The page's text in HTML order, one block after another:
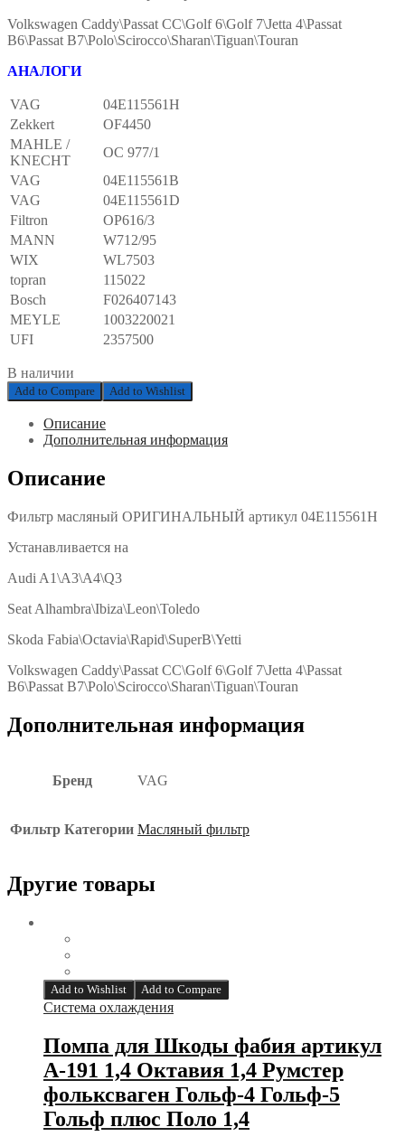
Volkswagen Caddy\Passat CC\Golf 6\Golf 7\Jetta 4\Passat
B6\Passat B7\Polo\Scirocco\Sharan\Tiguan\Touran
АНАЛОГИ
VAG
04E115561H
Zekkert
OF4450
MAHLE /
KNECHT
OC 977/1
VAG
04E115561B
VAG
04E115561D
Filtron
OP616/3
MANN
W712/95
WIX
WL7503
topran
115022
Bosch
F026407143
MEYLE
1003220021
UFI
2357500
В наличии
Add to Compare Add to Wishlist
Описание
Дополнительная информация
Описание
Фильтр масляный ОРИГИНАЛЬНЫЙ артикул 04E115561H
Устанавливается на
Audi A1\A3\A4\Q3
Seat Alhambra\Ibiza\Leon\Toledo
Skoda Fabia\Octavia\Rapid\SuperB\Yetti
Volkswagen Caddy\Passat CC\Golf 6\Golf 7\Jetta 4\Passat
B6\Passat B7\Polo\Scirocco\Sharan\Tiguan\Touran
Дополнительная информация
Бренд VAG
Фильтр Категории Масляный фильтр
Другие товары
Add to Wishlist Add to Compare
Система охлаждения
Помпа для Шкоды фабия артикул
A-191 1,4 Октавия 1,4 Румстер
фольксваген Гольф-4 Гольф-5
Гольф плюс Поло 1,4